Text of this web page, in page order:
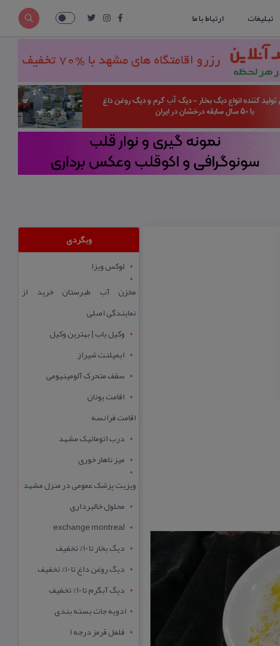
تبلیغات ارتباط با ما
وبگردی
لوکس ویزا
مخزن آب طبرستان خرید از
نمایندگی اصلی
وکیل یاب | بهترین وکیل
ایمپلنت شیراز
سقف متحرک آلومینیومی
اقامت یونان
اقامت فرانسه
درب اتوماتیک مشهد
میز ناهار خوری
ویزیت پزشک عمومی در منزل مشهد
محلول خالبرداری
exchange montreal
دیگ بخار تا 10% تخفیف
دیگ روغن داغ تا 10% تخفیف
دیگ آبگرم تا 10% تخفیف
ادویه جات بسته بندی
فلفل قرمز درجه 1